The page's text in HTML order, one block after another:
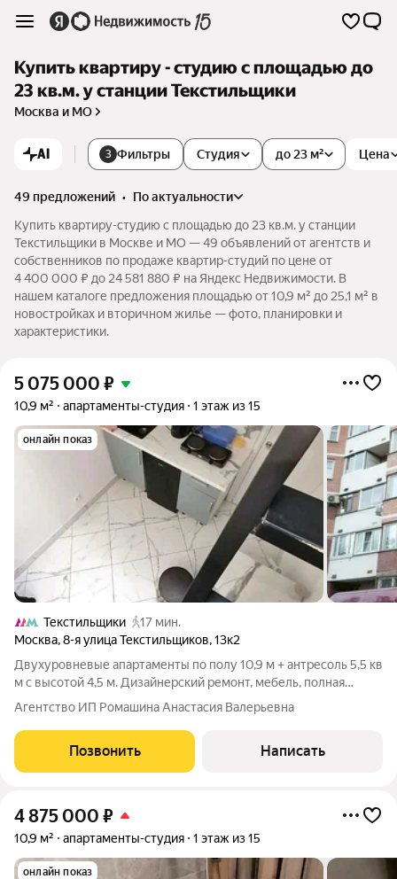
Купить квартиру - студию с площадью до
23 кв.м. у станции Текстильщики
Москва и МО
AI 3 Фильтры Студия Цена
до 23 м²
49 предложений •
по актуальности
Купить квартиру-студию с площадью до 23 кв.м. у станции
Текстильщики в Москве и МО — 49 объявлений от агентств и
собственников по продаже квартир-студий по цене от
4 400 000 ₽ до 24 581 880 ₽ на Яндекс Недвижимости. В
нашем каталоге предложения площадью от 10,9 м² до 25,1 м² в
новостройках и вторичном жилье — фото, планировки и
характеристики.
5 075 000 ₽
10,9 м² апартаменты-студия 1 этаж из 15
онлайн показ
Текстильщики
17 мин.
Москва,8-я улица Текстильщиков,13к2
Двухуровневые апартаменты по полу 10,9 м + антресоль 5,5 кв
м с высотой 4,5 м. Дизайнерский ремонт, мебель, полная
готовность к жизни. Всё продумано до мелочей: заезжайте и
мин. спокойным
Агентство ИП Ромашина Анастасия Валерьевна
Позвонить Написать
4 875 000 ₽
10,9 м² апартаменты-студия 1 этаж из 15
онлайн показ